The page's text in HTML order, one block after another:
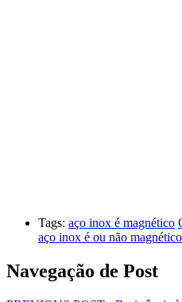
Tags: aço inox é magnético
aço inox é ou não
Navegação de Post